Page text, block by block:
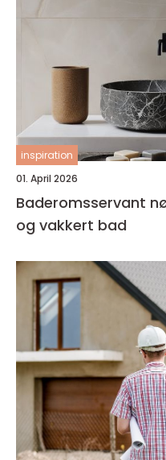
inspiration
01. April 2026
Baderomsservant nøkkelen til et funksjonelt
og vakkert bad